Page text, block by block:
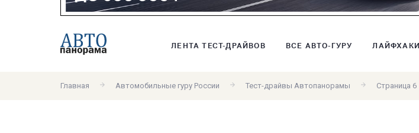
ЛЕНТА ТЕСТ-ДРАЙВОВ ВСЕ АВТО-ГУРУ ЛАЙФХАКИ
Главная Автомобильные гуру России Тест-драйвы Автопанорамы Страница 6